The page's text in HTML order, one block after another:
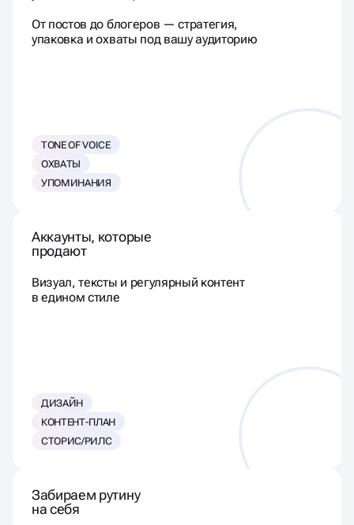
От постов до блогеров — стратегия,
упаковка и охваты под вашу аудиторию
TONE OF VOICE
ОХВАТЫ
УПОМИНАНИЯ
Аккаунты, которые
продают
Визуал, тексты и регулярный контент
в едином стиле
ДИЗАЙН
КОНТЕНТ-ПЛАН
СТОРИС/РИЛС
Забираем рутину
на себя